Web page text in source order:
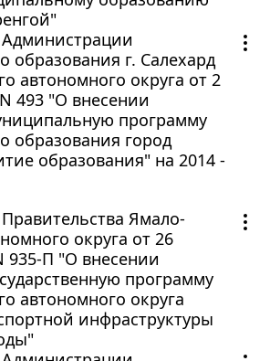
образования г. Салехард
автономного округа от 2
493 "О внесении
программу
образования город
образования" на 2014 -
Ямало-
округа от 26
935-П "О внесении
программу
автономного округа
инфраструктуры